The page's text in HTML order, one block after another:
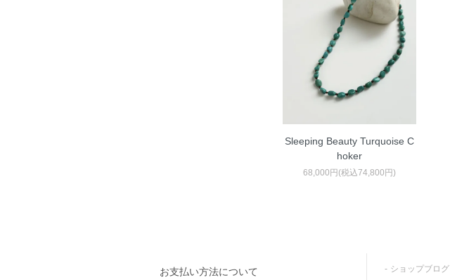
Sleeping Beauty Turquoise C
hoker
68,000円(税込74,800円)
お支払い方法について ショップブログ